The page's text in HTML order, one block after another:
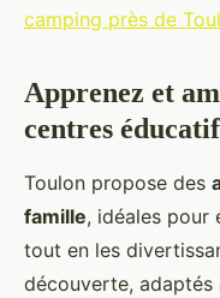
camping près de
Apprenez et
centres
Toulon propose des
famille, idéales pour
tout en les
découverte, adaptés